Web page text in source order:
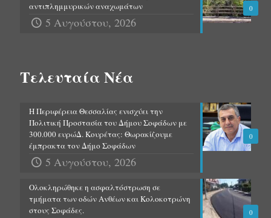
0
αντιπλημμυρικών αναχωμάτων
5 Αυγούστου, 2026
Τελευταία Νέα
0
Η Περιφέρεια Θεσσαλίας ενισχύει την
Πολιτική Προστασία του Δήμου Σοφάδων με
300.000 ευρώΔ. Κουρέτας: Θωρακίζουμε
έμπρακτα τον Δήμο Σοφάδων
5 Αυγούστου, 2026
0
Ολοκληρώθηκε η ασφαλτόστρωση σε
τμήματα των οδών Ανθέων και Κολοκοτρώνη
στους Σοφάδες.